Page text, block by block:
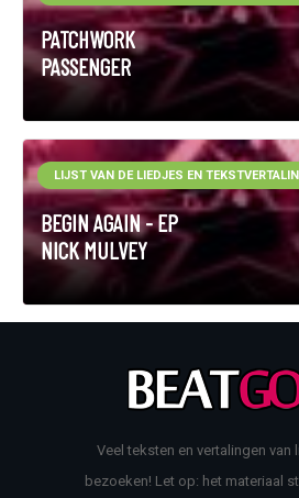
PATCHWORK
PASSENGER
BEGIN AGAIN - EP
NICK MULVEY
LIJST VAN DE LIEDJES EN
Veel teksten en vertalingen van
bezoeken! Let op: het materiaal